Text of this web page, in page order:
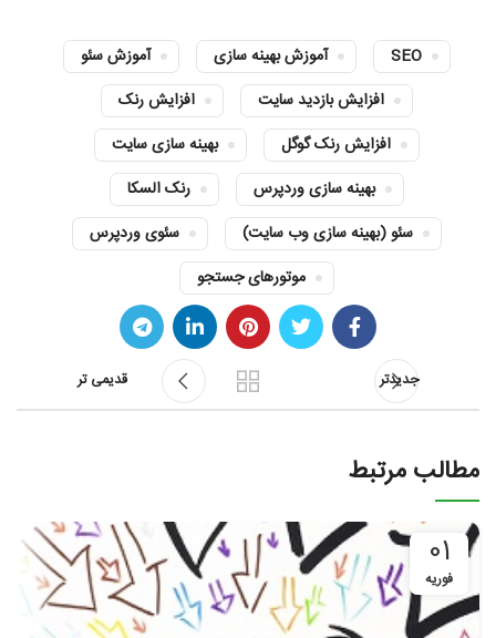
SEO آموزش بهینه سازی
آموزش سئو
افزایش بازدید سایت
افزایش رنک
افزایش رنک گوگل
بهینه سازی سایت
بهینه سازی وردپرس
رنک السکا
سئو (بهینه سازی وب سایت)
سئوی وردپرس
موتورهای جستجو
جدیدتر قدیمی تر
مطالب مرتبط
01
فوریه